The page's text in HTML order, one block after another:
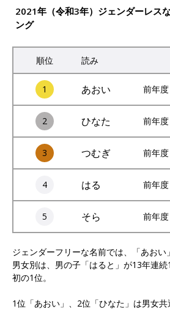
2021年（令和3年）ジェンダーレス
ング
順位 読み
1 あおい 前年
2 ひなた 前年
3 つむぎ 前年
4 はる 前年
5 そら 前年
ジェンダーフリーな名前では、「あおい
男女別は、男の子「はると」が13年連
初の1位。
1位「あおい」、2位「ひなた」は男女